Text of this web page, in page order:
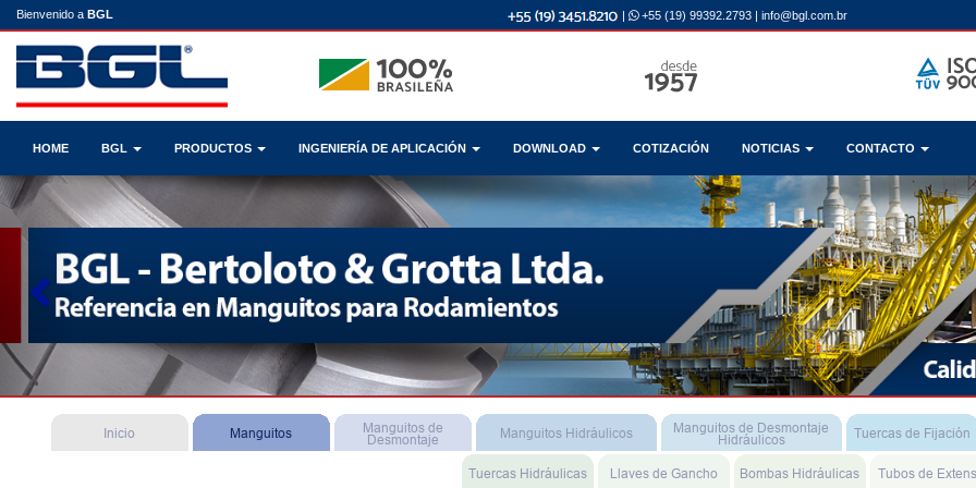
Bienvenido a BGL | +55 (19) 99392.2793 | info@bgl.com.br
HOME BGL PRODUCTOS INGENIERÍA DE APLICACIÓN DOWNLOAD COTIZACIÓN NOTICIAS CONTACTO
Previous